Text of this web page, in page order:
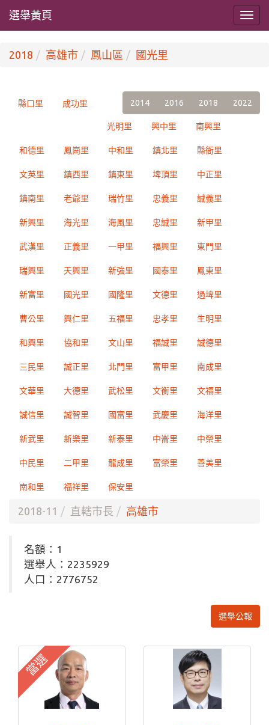
選舉黃頁
2018 高雄市 鳳山區 國光里
2014 2016 2018 2022
縣口里 成功里
光明里 興中里 南興里
和德里 鳳崗里 中和里 鎮北里 縣衙里
文英里 鎮西里 鎮東里 埤頂里 中正里
鎮南里 老爺里 瑞竹里 忠義里 誠義里
新興里 海光里 海風里 忠誠里 新甲里
武漢里 正義里 一甲里 福興里 東門里
瑞興里 天興里 新強里 國泰里 鳳東里
新富里 國光里 國隆里 文德里 過埤里
曹公里 興仁里 五福里 忠孝里 生明里
和興里 協和里 文山里 福誠里 誠德里
三民里 誠正里 北門里 富甲里 南成里
文華里 大德里 武松里 文衡里 文福里
誠信里 誠智里 國富里 武慶里 海洋里
新武里 新樂里 新泰里 中崙里 中榮里
中民里 二甲里 龍成里 富榮里 善美里
南和里 福祥里 保安里
2018-11 直轄市長 高雄市
名額：1
選舉人：2235929
人口：2776752
選舉公報
當選